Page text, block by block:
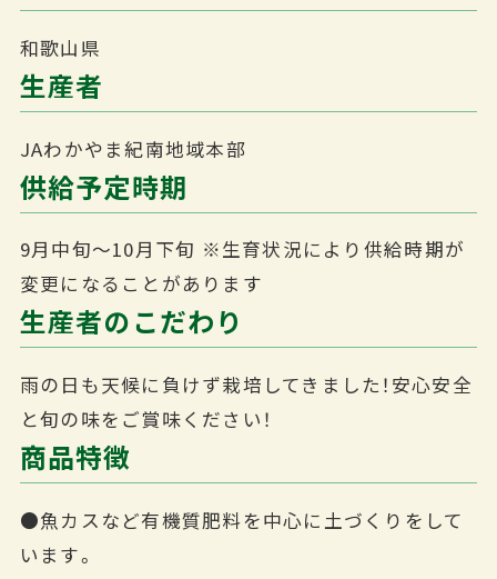
和歌山県
生産者
JAわかやま紀南地域本部
供給予定時期
9月中旬～10月下旬 ※生育状況により供給時期が
変更になることがあります
生産者のこだわり
雨の日も天候に負けず栽培してきました！安心安全
と旬の味をご賞味ください！
商品特徴
●魚カスなど有機質肥料を中心に土づくりをして
います。